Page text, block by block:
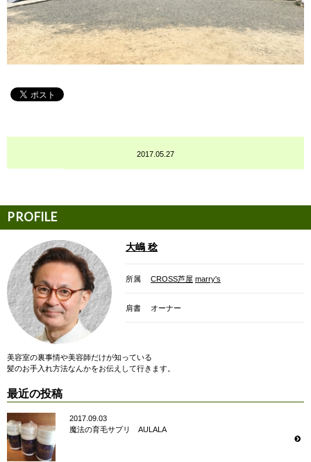
2017.05.27
大嶋 稔
所属 CROSS芦屋 marry's
肩書 オーナー
美容室の裏事情や美容師だけが知っている
髪のお手入れ方法なんかをお伝えして行きます。
最近の投稿
2017.09.03
魔法の育毛サプリ AULALA